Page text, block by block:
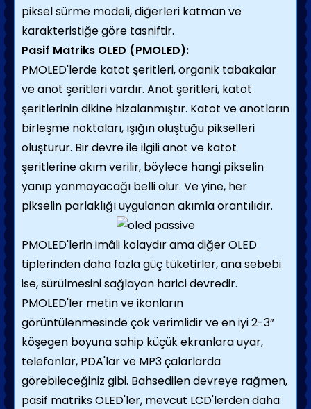
piksel sürme modeli, diğerleri katman ve
karakteristiğe göre tasniftir.
Pasif Matriks OLED (PMOLED):
PMOLED'lerde katot şeritleri, organik tabakalar
ve anot şeritleri vardır. Anot şeritleri, katot
şeritlerinin dikine hizalanmıştır. Katot ve anotların
birleşme noktaları, ışığın oluştuğu pikselleri
oluşturur. Bir devre ile ilgili anot ve katot
şeritlerine akım verilir, böylece hangi pikselin
yanıp yanmayacağı belli olur. Ve yine, her
pikselin parlaklığı uygulanan akımla orantılıdır.
PMOLED'lerin imâli kolaydır ama diğer OLED
tiplerinden daha fazla güç tüketirler, ana sebebi
ise, sürülmesini sağlayan harici devredir.
PMOLED'ler metin ve ikonların
görüntülenmesinde çok verimlidir ve en iyi 2-3”
köşegen boyuna sahip küçük ekranlara uyar,
telefonlar, PDA'lar ve MP3 çalarlarda
görebileceğiniz gibi. Bahsedilen devreye rağmen,
pasif matriks OLED'ler, mevcut LCD'lerden daha